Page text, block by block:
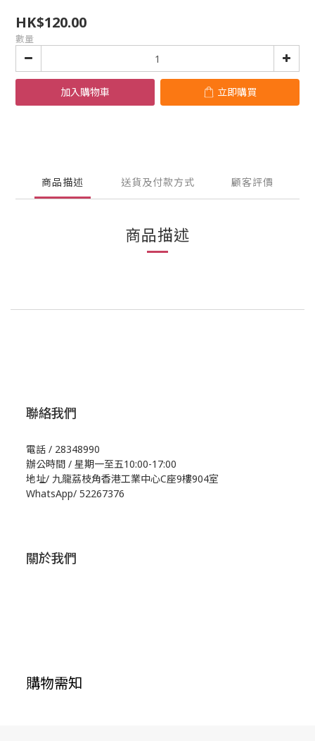
HK$120.00
數量
加入購物車 立即購買
商品描述 送貨及付款方式 顧客評價
商品描述
聯絡我們
電話 / 28348990
辦公時間 / 星期一至五10:00-17:00
地址/ 九龍荔枝角香港工業中心C座9樓904室
WhatsApp/ 52267376
關於我們
購物需知